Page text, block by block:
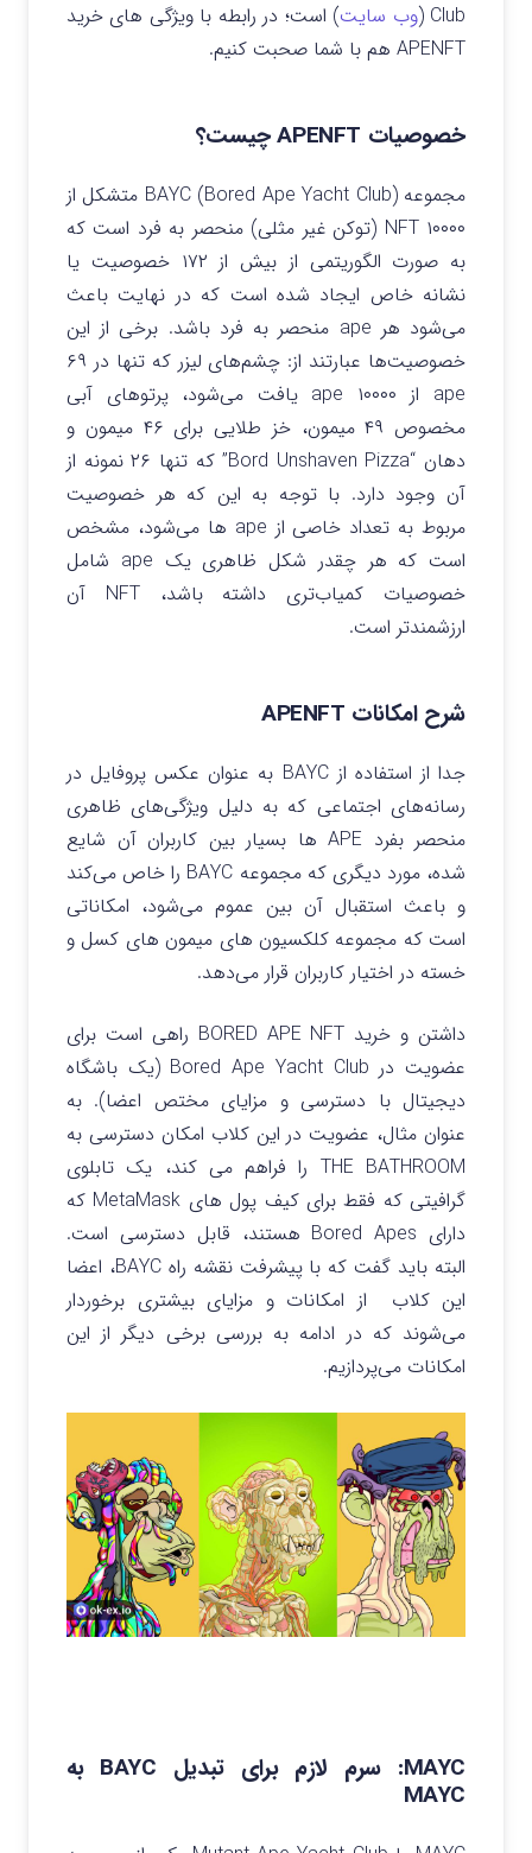
Club ( وب سایت) است؛ در رابطه با ویژگی های خرید
APENFT هم با شما صحبت کنیم.
خصوصیات APENFT چیست؟
مجموعه BAYC (Bored Ape Yacht Club)‌ متشکل از
۱۰۰۰۰ NFT (توکن غیر مثلی) منحصر به فرد است که
به صورت الگوریتمی از بیش از ۱۷۲ خصوصیت یا
نشانه خاص ایجاد شده است که در نهایت باعث
می‌شود هر ape منحصر به فرد باشد. برخی از این
خصوصیت‌ها عبارتند از: چشم‌های لیزر که تنها در ۶۹
ape از ۱۰۰۰۰ ape یافت می‌شود، پرتوهای آبی
مخصوص ۴۹ میمون، خز طلایی برای ۴۶ میمون و
دهان “Bord Unshaven Pizza” که تنها ۲۶ نمونه از
آن‌ وجود دارد. با توجه به این که هر خصوصیت
مربوط به تعداد خاصی از ape ها می‌شود، مشخص
است که هر چقدر شکل ظاهری یک ape شامل
خصوصیات کمیاب‌تری داشته باشد، NFT آن
ارزشمندتر است.
شرح امکانات APENFT
جدا از استفاده از BAYC به عنوان عکس پروفایل در
رسانه‌های اجتماعی که به دلیل ویژگی‌های ظاهری
منحصر بفرد APE ها بسیار بین کاربران آن شایع
شده، مورد دیگری که مجموعه BAYC را خاص می‌کند
و باعث استقبال آن بین عموم می‌شود، امکاناتی
است که مجموعه کلکسیون های میمون های کسل و
خسته در اختیار کاربران قرار می‌دهد.
داشتن و خرید BORED APE NFT راهی است برای
عضویت در Bored Ape Yacht Club (یک باشگاه
دیجیتال با دسترسی و مزایای مختص اعضا). به
عنوان مثال، عضویت در این کلاب امکان دسترسی به
THE BATHROOM را فراهم می کند، یک تابلوی
گرافیتی که فقط برای کیف پول های MetaMask که
دارای Bored Apes هستند،‌ قابل دسترسی است.
البته باید گفت که با پیشرفت نقشه راه BAYC، اعضا
این کلاب از امکانات و مزایای بیشتری برخوردار
می‌شوند که در ادامه به بررسی برخی دیگر از این
امکانات می‌پردازیم.
MAYC: سرم لازم برای تبدیل BAYC به
MAYC